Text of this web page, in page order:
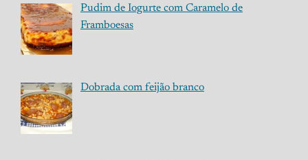
Pudim de Iogurte com Caramelo de
Framboesas
Dobrada com feijão branco